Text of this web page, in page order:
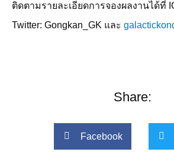
ติดตามรายละเอียดการจองผลงานได้ที่
Twitter: Gongkan_GK และ
Share:
Facebook